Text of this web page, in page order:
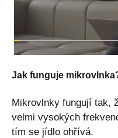
Jak funguje
Mikrovlnky fungují tak,
velmi vysokých
tím se jídlo ohřívá.